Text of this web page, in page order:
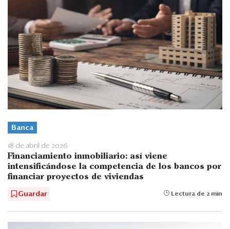
Banca
18 de abril de 2026
Financiamiento inmobiliario: así viene
intensificándose la competencia de los bancos por
financiar proyectos de viviendas
Guardar Lectura de 2 min